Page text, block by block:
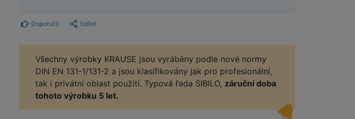
Doporučit Sdílet
Všechny výrobky KRAUSE jsou vyráběny podle nové normy
DIN EN 131-1/131-2 a jsou klasifikovány jak pro profesionální,
tak i privátní oblast použití. Typová řada SIBILO, záruční doba
tohoto výrobku 5 let.